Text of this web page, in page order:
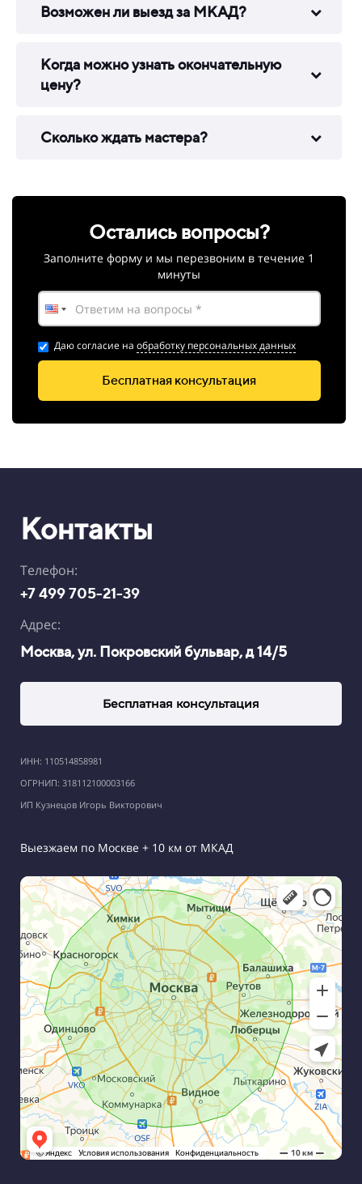
Возможен ли выезд за МКАД?
Когда можно узнать окончательную
цену?
Сколько ждать мастера?
Остались вопросы?
Заполните форму и мы перезвоним в течение 1
минуты
Даю согласие на обработку персональных данных
Бесплатная консультация
Контакты
Телефон:
+7 499 705-21-39
Адрес:
Москва, ул. Покровский бульвар, д 14/5
Бесплатная консультация
ИНН: 110514858981
ОГРНИП: 318112100003166
ИП Кузнецов Игорь Викторович
Выезжаем по Москве + 10 км от МКАД